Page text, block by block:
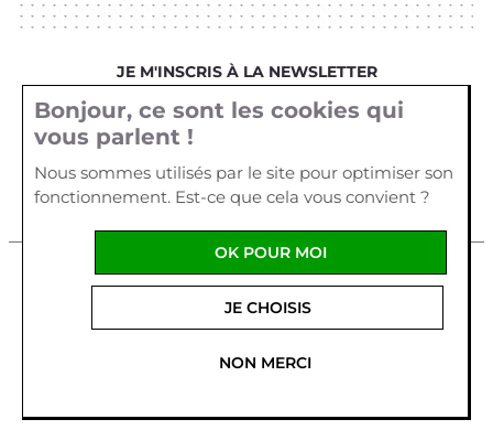
JE M'INSCRIS À LA NEWSLETTER
Votre email
Mentions légales Cookies
Crédits
1 allée Véga Parc d'Activités Plein
56170 QUIBERON-France Tel :02 97 29 55 62
Fabriqué en France
Bonjour, ce sont les cookies qui
vous parlent !
Nous sommes utilisés par le site pour optimiser son
fonctionnement. Est-ce que cela vous convient ?
NON MERCI
JE CHOISIS
OK POUR MOI